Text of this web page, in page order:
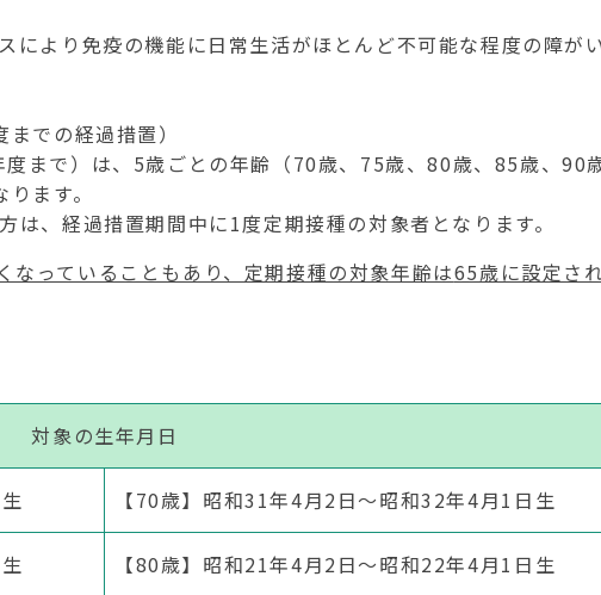
により免疫の機能に日常生活がほとんど不可能な程度の障が
までの経過措置）
度まで）は、 5歳ごとの年齢（70歳、 75歳、80歳、 85歳、90
ます。
は、経過措置期間中に1度定期接種の対象者となります。
なっていることもあり、定期接種の対象年齢は65歳に設定さ
対象の生年月日
【70歳】昭和31年4月2日～昭和32年4月1 日生
【80歳】昭和21年4月2日～昭和22年4月1 日生